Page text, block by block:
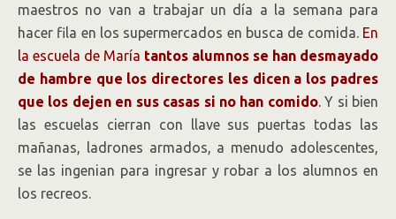
maestros no van a trabajar un día a la semana para
hacer fila en los supermercados en busca de comida. En
la escuela de María tantos alumnos se han desmayado
de hambre que los directores les dicen a los padres
que los dejen en sus casas si no han comido.Y si bien
las escuelas cierran con llave sus puertas todas las
mañanas, ladrones armados, a menudo adolescentes,
se las ingenian para ingresar y robar a los alumnos en
los recreos.